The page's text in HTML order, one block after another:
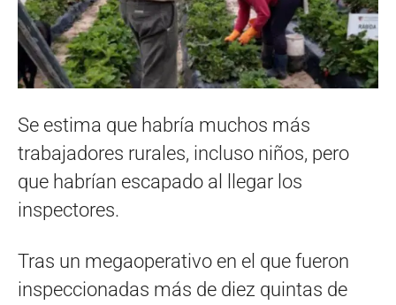
Se estima que habría muchos más
trabajadores rurales, incluso niños, pero
que habrían escapado al llegar los
inspectores.
Tras un megaoperativo en el que fueron
inspeccionadas más de diez quintas de